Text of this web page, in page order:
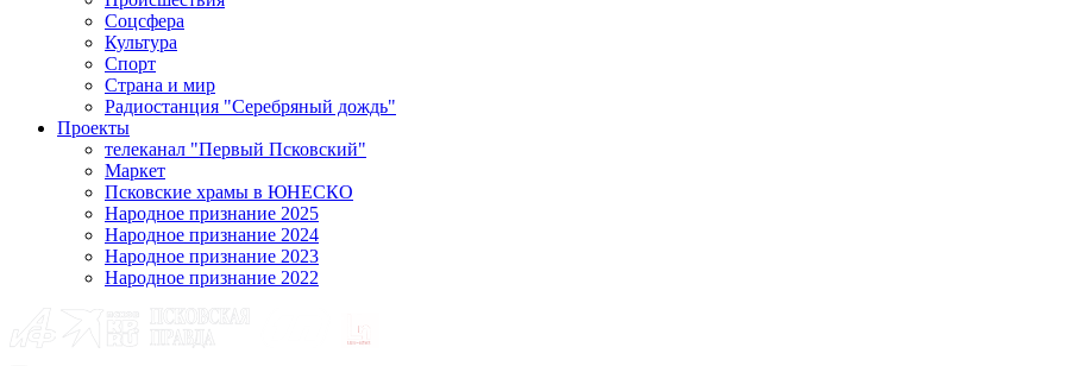
Соцсфера
Культура
Спорт
Страна и мир
Радиостанция "Серебряный дождь"
Проекты
телеканал "Первый Псковский"
Маркет
Псковские храмы в ЮНЕСКО
Народное признание 2025
Народное признание 2024
Народное признание 2023
Народное признание 2022